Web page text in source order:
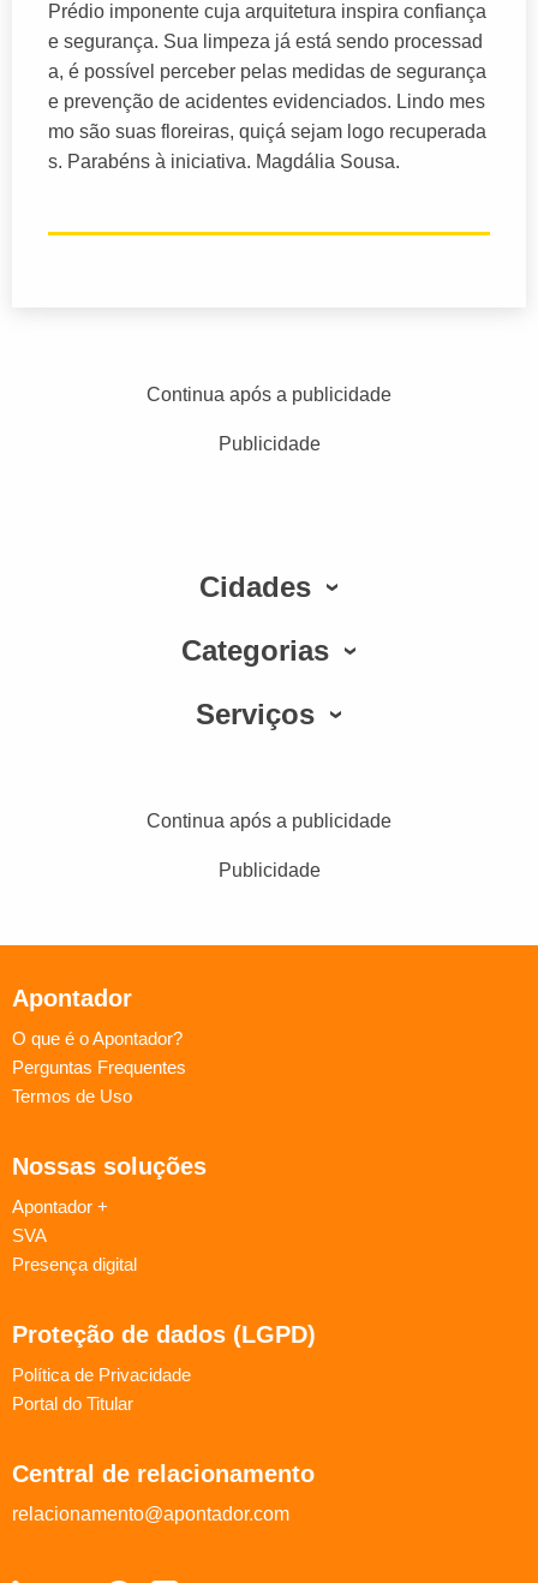
Prédio imponente cuja arquitetura inspira confiança
e segurança. Sua limpeza já está sendo processad
a, é possível perceber pelas medidas de segurança
e prevenção de acidentes evidenciados. Lindo mes
mo são suas floreiras, quiçá sejam logo recuperada
s. Parabéns à iniciativa. Magdália Sousa.
Continua após a publicidade
Publicidade
Cidades
Categorias
Serviços
Continua após a publicidade
Publicidade
Apontador
O que é o Apontador?
Perguntas Frequentes
Termos de Uso
Nossas soluções
Apontador +
SVA
Presença digital
Proteção de dados (LGPD)
Política de Privacidade
Portal do Titular
Central de relacionamento
relacionamento@apontador.com